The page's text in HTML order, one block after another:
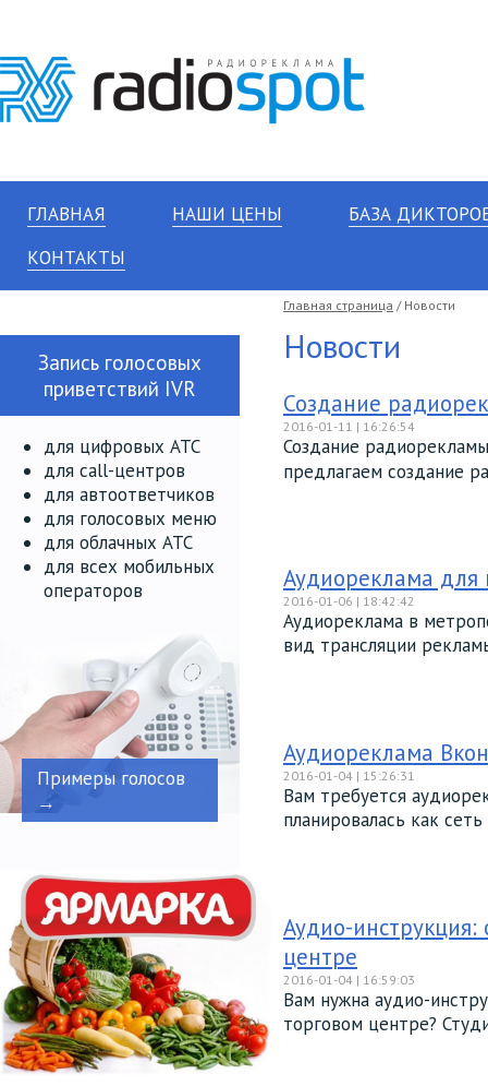
ГЛАВНАЯ НАШИ ЦЕНЫ
БАЗА
КОНТАКТЫ
Главная страница / Новости
Новости
Создание
2016-01-11 | 16:26:54
Создание
предлагаем создание
Аудиореклама для
2016-01-06 | 18:42:42
Аудиореклама в
вид трансляции
Аудиореклама
2016-01-04 | 15:26:31
Вам требуется
планировалась как
Аудио-
центре
2016-01-04 | 16:59:03
Вам нужна аудио-
торговом центре?
Запись голосовых
приветствий IVR
для цифровых АТС
для call-центров
для автоответчиков
для голосовых меню
для облачных АТС
для всех мобильных
операторов
Примеры голосов
→